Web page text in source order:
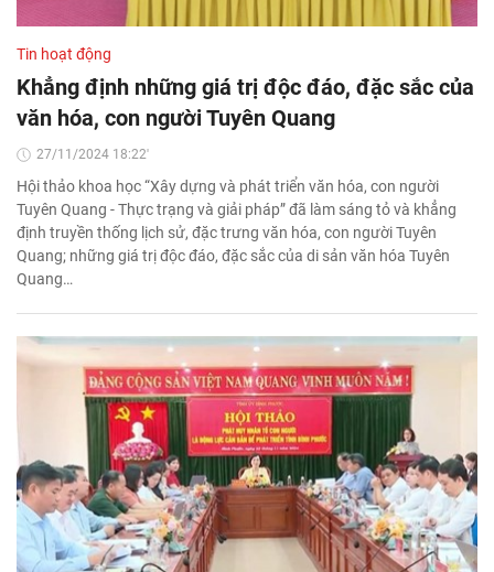
Tin hoạt động
Khẳng định những giá trị độc đáo, đặc sắc của
văn hóa, con người Tuyên Quang
27/11/2024 18:22'
Hội thảo khoa học “Xây dựng và phát triển văn hóa, con người
Tuyên Quang - Thực trạng và giải pháp” đã làm sáng tỏ và khẳng
định truyền thống lịch sử, đặc trưng văn hóa, con người Tuyên
Quang; những giá trị độc đáo, đặc sắc của di sản văn hóa Tuyên
Quang…